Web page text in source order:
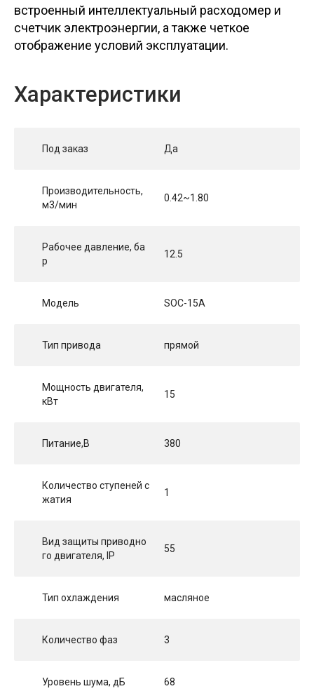
встроенный интеллектуальный расходомер и
счетчик электроэнергии, а также четкое
отображение условий эксплуатации.
Характеристики
Под заказ Да
Производительность,
м3/мин
0.42~1.80
Рабочее давление, ба
р
12.5
Модель SOC-15A
Тип привода прямой
Мощность двигателя,
кВт
15
Питание,В 380
Количество ступеней с
жатия
1
Вид защиты приводно
го двигателя, IP
55
Тип охлаждения масляное
Количество фаз 3
Уровень шума, дБ 68